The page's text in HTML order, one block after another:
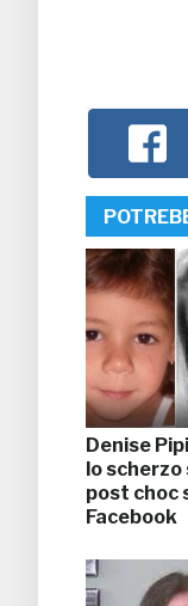
Denise
lo scherzo
post choc
Facebook